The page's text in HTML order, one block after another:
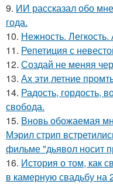
9. ИИ рассказал обо
года.
10. Нежность. Легкость.
11. Репетиция с
12. Создай не меняя
13. Ах эти летние
14. Радость, гордость,
свобода.
15. Вновь обожаемая
Мэрил стрип
фильме "дьявол носит
16. История о том, как
в камерную свадьбу на